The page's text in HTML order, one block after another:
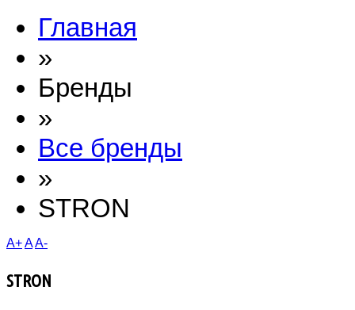
Главная
»
Бренды
»
Все бренды
»
STRON
A+AA-
STRON